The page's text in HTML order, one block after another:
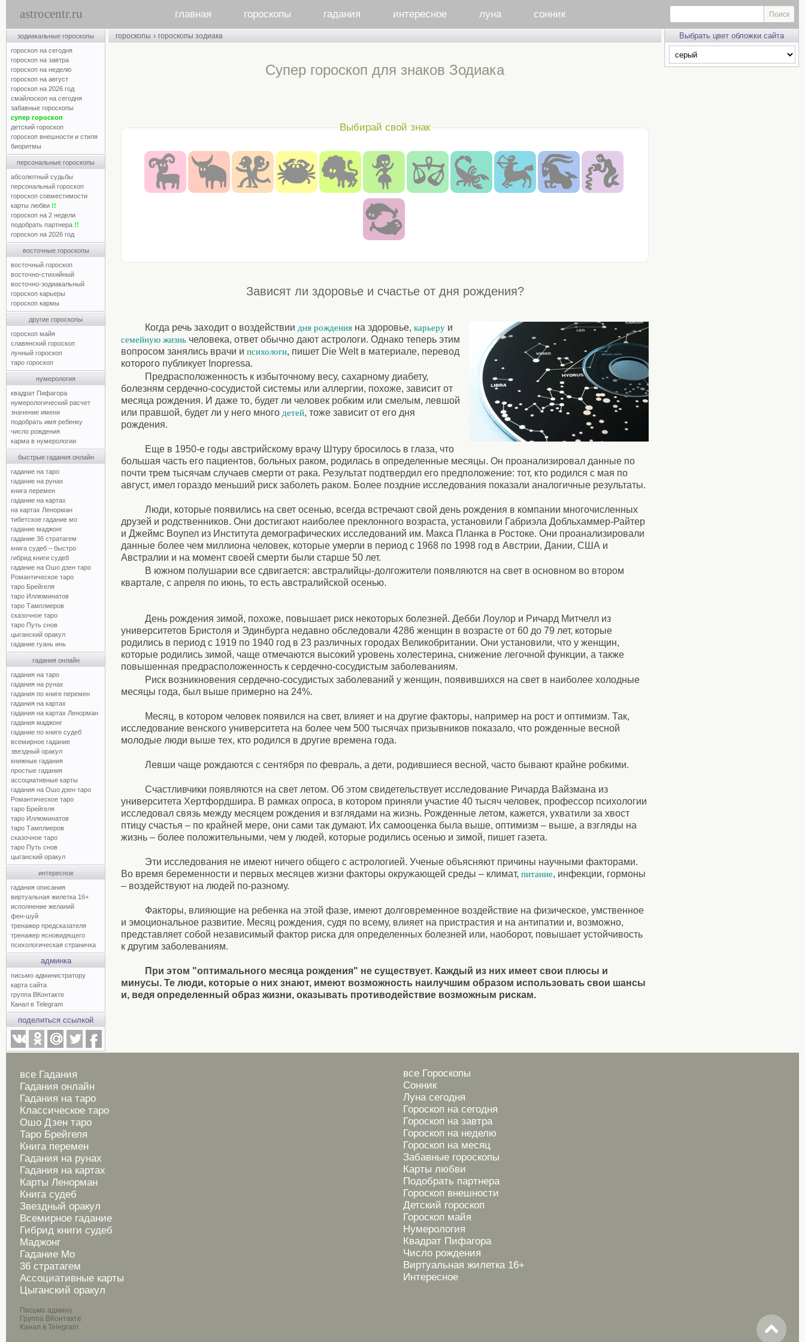
astrocentr.ru главная гороскопы гадания интересное луна сонник
зодиакальные гороскопы
гороскоп на сегодня
гороскоп на завтра
гороскоп на неделю
гороскоп на август
гороскоп на 2026 год
смайлоскоп на сегодня
забавные гороскопы
супер гороскоп
детский гороскоп
гороскоп внешности и стиля
биоритмы
персональные гороскопы
абсолютный судьбы
персональный гороскоп
гороскоп совместимости
карты любви !!
гороскоп на 2 недели
подобрать партнера !!
гороскоп на 2026 год
восточные гороскопы
восточный гороскоп
восточно-стихийный
восточно-зодиакальный
гороскоп карьеры
гороскоп кармы
другие гороскопы
гороскоп майя
славянский гороскоп
лунный гороскоп
таро гороскоп
нумерология
квадрат Пифагора
нумерологический расчет
значение имени
подобрать имя ребенку
число рождения
карма в нумерологии
быстрые гадания онлайн
гадание на таро
гадание на рунах
книга перемен
гадание на картах
на картах Ленорман
тибетское гадание мо
гадание маджонг
гадание 36 стратагем
книга судеб – быстро
гибрид книги судеб
гадание на Ошо дзен таро
Романтическое таро
таро Брейгеля
таро Иллюминатов
таро Тамплиеров
сказочное таро
таро Путь снов
цыганский оракул
гадание гуань инь
гадания онлайн
гадания на таро
гадания на рунах
гадания по книге перемен
гадания на картах
гадания на картах Ленорман
гадания маджонг
гадание по книге судеб
всемирное гадание
звездный оракул
книжные гадания
простые гадания
ассоциативные карты
гадания на Ошо дзен таро
Романтическое таро
таро Брейгеля
таро Иллюминатов
таро Тамплиеров
сказочное таро
таро Путь снов
цыганский оракул
интересное
гадания описания
виртуальная жилетка 16+
исполнение желаний
фен-шуй
тренажер предсказателя
тренажер ясновидящего
психологическая страничка
админка
письмо администратору
карта сайта
группа ВКонтакте
Канал в Telegram
поделиться ссылкой
гороскопы › гороскопы зодиака
Супер гороскоп для знаков Зодиака
Выбирай свой знак
Зависят ли здоровье и счастье от дня рождения?
Когда речь заходит о воздействии дня рождения на здоровье, карьеру и
семейную жизнь человека, ответ обычно дают астрологи. Однако теперь этим
вопросом занялись врачи и психологи, пишет Die Welt в материале, перевод
которого публикует Inopressa.
Предрасположенность к избыточному весу, сахарному диабету,
болезням сердечно-сосудистой системы или аллергии, похоже, зависит от
месяца рождения. И даже то, будет ли человек робким или смелым, левшой
или правшой, будет ли у него много детей, тоже зависит от его дня
рождения.
Еще в 1950-е годы австрийскому врачу Штуру бросилось в глаза, что
большая часть его пациентов, больных раком, родилась в определенные месяцы. Он проанализировал данные по
почти трем тысячам случаев смерти от рака. Результат подтвердил его предположение: тот, кто родился с мая по
август, имел гораздо меньший риск заболеть раком. Более поздние исследования показали аналогичные результаты.
Люди, которые появились на свет осенью, всегда встречают свой день рождения в компании многочисленных
друзей и родственников. Они достигают наиболее преклонного возраста, установили Габриэла Добльхаммер-Райтер
и Джеймс Воупел из Института демографических исследований им. Макса Планка в Ростоке. Они проанализировали
данные более чем миллиона человек, которые умерли в период с 1968 по 1998 год в Австрии, Дании, США и
Австралии и на момент своей смерти были старше 50 лет.
В южном полушарии все сдвигается: австралийцы-долгожители появляются на свет в основном во втором
квартале, с апреля по июнь, то есть австралийской осенью.
День рождения зимой, похоже, повышает риск некоторых болезней. Дебби Лоулор и Ричард Митчелл из
университетов Бристоля и Эдинбурга недавно обследовали 4286 женщин в возрасте от 60 до 79 лет, которые
родились в период с 1919 по 1940 год в 23 различных городах Великобритании. Они установили, что у женщин,
которые родились зимой, чаще отмечаются высокий уровень холестерина, снижение легочной функции, а также
повышенная предрасположенность к сердечно-сосудистым заболеваниям.
Риск возникновения сердечно-сосудистых заболеваний у женщин, появившихся на свет в наиболее холодные
месяцы года, был выше примерно на 24%.
Месяц, в котором человек появился на свет, влияет и на другие факторы, например на рост и оптимизм. Так,
исследование венского университета на более чем 500 тысячах призывников показало, что рожденные весной
молодые люди выше тех, кто родился в другие времена года.
Левши чаще рождаются с сентября по февраль, а дети, родившиеся весной, часто бывают крайне робкими.
Счастливчики появляются на свет летом. Об этом свидетельствует исследование Ричарда Вайзмана из
университета Хертфордшира. В рамках опроса, в котором приняли участие 40 тысяч человек, профессор психологии
исследовал связь между месяцем рождения и взглядами на жизнь. Рожденные летом, кажется, ухватили за хвост
птицу счастья – по крайней мере, они сами так думают. Их самооценка была выше, оптимизм – выше, а взгляды на
жизнь – более положительными, чем у людей, которые родились осенью и зимой, пишет газета.
Эти исследования не имеют ничего общего с астрологией. Ученые объясняют причины научными факторами.
Во время беременности и первых месяцев жизни факторы окружающей среды – климат, питание, инфекции, гормоны
– воздействуют на людей по-разному.
Факторы, влияющие на ребенка на этой фазе, имеют долговременное воздействие на физическое, умственное
и эмоциональное развитие. Месяц рождения, судя по всему, влияет на пристрастия и на антипатии и, возможно,
представляет собой независимый фактор риска для определенных болезней или, наоборот, повышает устойчивость
к другим заболеваниям.
При этом "оптимального месяца рождения" не существует. Каждый из них имеет свои плюсы и
минусы. Те люди, которые о них знают, имеют возможность наилучшим образом использовать свои шансы
и, ведя определенный образ жизни, оказывать противодействие возможным рискам.
Выбрать цвет обложки сайта
все Гадания
Гадания онлайн
Гадания на таро
Классическое таро
Ошо Дзен таро
Таро Брейгеля
Книга перемен
Гадания на рунах
Гадания на картах
Карты Ленорман
Книга судеб
Звездный оракул
Всемирное гадание
Гибрид книги судеб
Маджонг
Гадание Мо
36 стратагем
Ассоциативные карты
Цыганский оракул
Письмо админу
Группа ВКонтакте
Канал в Telegram
все Гороскопы
Сонник
Луна сегодня
Гороскоп на сегодня
Гороскоп на завтра
Гороскоп на неделю
Гороскоп на месяц
Забавные гороскопы
Карты любви
Подобрать партнера
Гороскоп внешности
Детский гороскоп
Гороскоп майя
Нумерология
Квадрат Пифагора
Число рождения
Виртуальная жилетка 16+
Интересное